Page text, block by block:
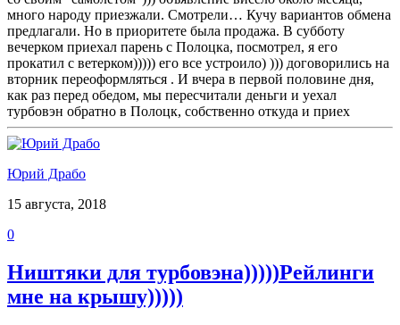
много народу приезжали. Смотрели… Кучу вариантов обмена
предлагали. Но в приоритете была продажа. В субботу
вечерком приехал парень с Полоцка, посмотрел, я его
прокатил с ветерком))))) его все устроило) ))) договорились на
вторник переоформляться . И вчера в первой половине дня,
как раз перед обедом, мы пересчитали деньги и уехал
турбовэн обратно в Полоцк, собственно откуда и приех
Юрий Драбо
15 августа, 2018
0
Ништяки для турбовэна)))))Рейлинги
мне на крышу)))))